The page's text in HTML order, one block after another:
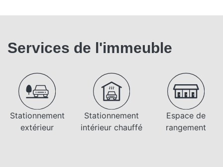
Services de l'immeuble
Stationnement
extérieur
Stationnement
intérieur chauffé
Espace de
rangement